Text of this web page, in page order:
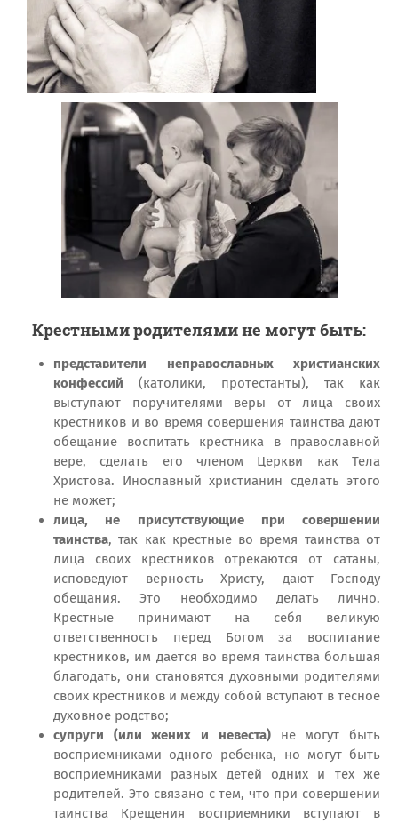
Крестными родителями не могут быть:
представители неправославных христианских
конфессий (католики, протестанты), так как
выступают поручителями веры от лица своих
крестников и во время совершения таинства дают
обещание воспитать крестника в православной
вере, сделать его членом Церкви как Тела
Христова. Инославный христианин сделать этого
не может;
лица, не присутствующие при совершении
таинства, так как крестные во время таинства от
лица своих крестников отрекаются от сатаны,
исповедуют верность Христу, дают Господу
обещания. Это необходимо делать лично.
Крестные принимают на себя великую
ответственность перед Богом за воспитание
крестников, им дается во время таинства большая
благодать, они становятся духовными родителями
своих крестников и между собой вступают в тесное
духовное родство;
супруги (или жених и невеста)не могут быть
восприемниками одного ребенка, но могут быть
восприемниками разных детей одних и тех же
родителей. Это связано с тем, что при совершении
таинства Крещения восприемники вступают в